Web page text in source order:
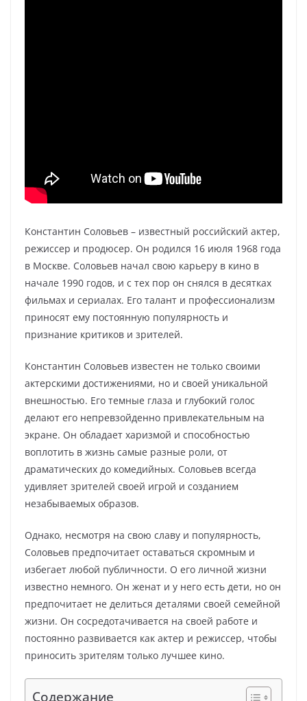
Константин Соловьев – известный российский актер,
режиссер и продюсер. Он родился 16 июля 1968 года
в Москве. Соловьев начал свою карьеру в кино в
начале 1990 годов, и с тех пор он снялся в десятках
фильмах и сериалах. Его талант и профессионализм
приносят ему постоянную популярность и
признание критиков и зрителей.
Константин Соловьев известен не только своими
актерскими достижениями, но и своей уникальной
внешностью. Его темные глаза и глубокий голос
делают его непревзойденно привлекательным на
экране. Он обладает харизмой и способностью
воплотить в жизнь самые разные роли, от
драматических до комедийных. Соловьев всегда
удивляет зрителей своей игрой и созданием
незабываемых образов.
Однако, несмотря на свою славу и популярность,
Соловьев предпочитает оставаться скромным и
избегает любой публичности. О его личной жизни
известно немного. Он женат и у него есть дети, но он
предпочитает не делиться деталями своей семейной
жизни. Он сосредотачивается на своей работе и
постоянно развивается как актер и режиссер, чтобы
приносить зрителям только лучшее кино.
Содержание